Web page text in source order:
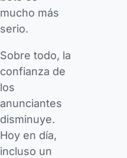
mucho más
serio.
Sobre todo, la
confianza de
los
anunciantes
disminuye.
Hoy en día,
incluso un